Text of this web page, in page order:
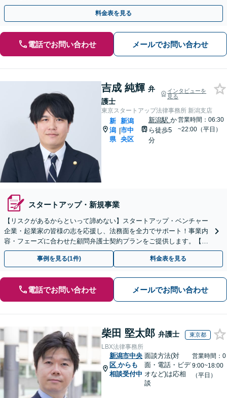
的財産等、お任せください【他士業連携可能】
料金表を見る
電話でお問い合わせ メールでお問い合わせ
吉成 純輝 弁
護士
インタビューを
見る
東京スタートアップ法律事務所 新潟支店
新
潟
県
|
新潟
市中
央区
新潟駅 か
ら徒歩5
分
営業時間：06:30
~22:00（平日）
スタートアップ・新規事業
【リスクがあるからといって諦めない】スタートアップ・ベンチャー
企業・起業家の皆様の志を応援し、法務面を全力でサポート！事業内
容・フェーズに合わせた顧問弁護士契約プランをご提供します。【顧
問契約／企業法務】
事例を見る(1件) 料金表を見る
電話でお問い合わせ メールでお問い合わせ
柴田 堅太郎 弁護士 東京都
LBX法律事務所
新潟市中央
区 からも
相談受付中
面談方法(対
面・電話・ビデ
オなど)は応相
談
営業時間：0
9:00~18:00
（平日）